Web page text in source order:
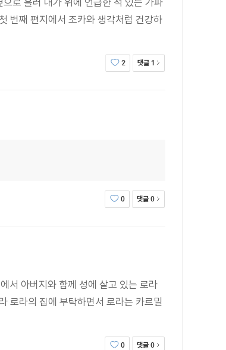
번째 편지에서 조카와 생각처럼 건강하
2 댓글 1
0 댓글 0
서 아버지와 함께 성에 살고 있는 로라
로라의 집에 부탁하면서 로라는 카르밀
0 댓글 0